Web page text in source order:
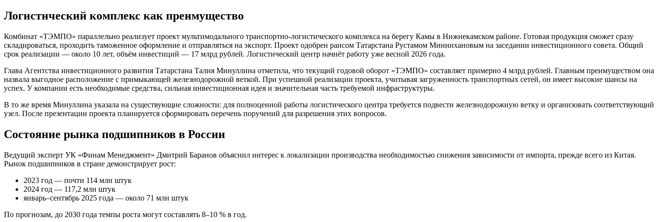
Логистический комплекс как преимущество
Комбинат «ТЭМПО» параллельно реализует проект мультимодального транспортно-логистического комплекса на берегу Камы в Нижнекамском районе. Готовая продукция сможет сразу
складироваться, проходить таможенное оформление и отправляться на экспорт. Проект одобрен раисом Татарстана Рустамом Миннихановым на заседании инвестиционного совета. Общий
срок реализации — около 10 лет, объём инвестиций — 17 млрд рублей. Логистический центр начнёт работу уже весной 2026 года.
Глава Агентства инвестиционного развития Татарстана Талия Минуллина отметила, что текущий годовой оборот «ТЭМПО» составляет примерно 4 млрд рублей. Главным преимуществом она
назвала выгодное расположение с примыкающей железнодорожной веткой. При успешной реализации проекта, учитывая загруженность транспортных сетей, он имеет высокие шансы на
успех. У компании есть необходимые средства, сильная инвестиционная идея и значительная часть требуемой инфраструктуры.
В то же время Минуллина указала на существующие сложности: для полноценной работы логистического центра требуется подвести железнодорожную ветку и организовать соответствующий
узел. После презентации проекта планируется сформировать перечень поручений для разрешения этих вопросов.
Состояние рынка подшипников в России
Ведущий эксперт УК «Финам Менеджмент» Дмитрий Баранов объяснил интерес к локализации производства необходимостью снижения зависимости от импорта, прежде всего из Китая.
Рынок подшипников в стране демонстрирует рост:
2023 год — почти 114 млн штук
2024 год — 117,2 млн штук
январь–сентябрь 2025 года — около 71 млн штук
По прогнозам, до 2030 года темпы роста могут составлять 8–10 % в год.